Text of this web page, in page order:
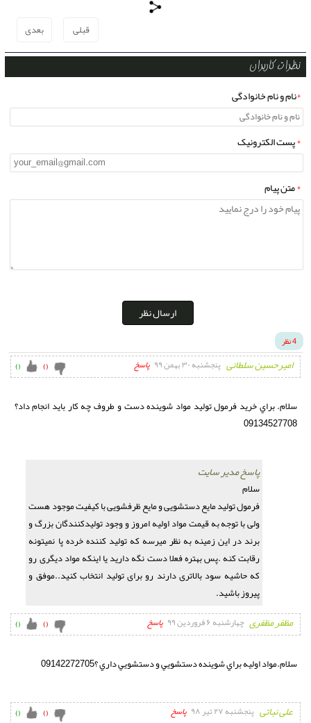
فروش فرمول ریکا
بعدی قبلی
نظرات کاربران
*نام و نام خانوادگی
*پست الکترونیک
*متن پیام
ارسال نظر
4 نظر
امیرحسین سلطانی پنجشنبه ۳۰ بهمن ۹۹ پاسخ (
) (
)
09134527708
پاسخ مدیر سایت
سلام
فرمول تولید مایع دستشویی و مایع ظرفشویی با کیفیت موجود هست
ولی با توجه به قیمت مواد اولیه امروز و وجود تولیدکنندگان بزرگ و
رقابت کنه .پس بهتره فعلا دست نگه دارید یا اینکه مواد دیگری رو
که حاشیه سود بالاتری دارند رو برای تولید انتخاب کنید..موفق و
پیروز باشید.
مظفر مظفری چهارشنبه ۶ فروردین ۹۹ پاسخ (
) (
)
سلام.مواد اوليه براي شوينده دستشويي و دستشويي داري ؟09142272705
علی نباتی پنجشنبه ۲۷ تیر ۹۸ پاسخ (
) (
)